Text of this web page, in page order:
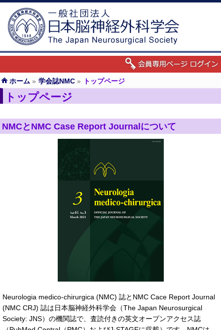
ホーム » 学会誌NMC » トップページ
トップページ
NMCとNMC Case Report Journalについて
Neurologia medico-chirurgica (NMC) 誌とNMC Cace Report Journal
(NMC CRJ) 誌は日本脳神経外科学会（The Japan Neurosurgical
Society: JNS）の機関誌で、査読付きの英文オープンアクセス誌